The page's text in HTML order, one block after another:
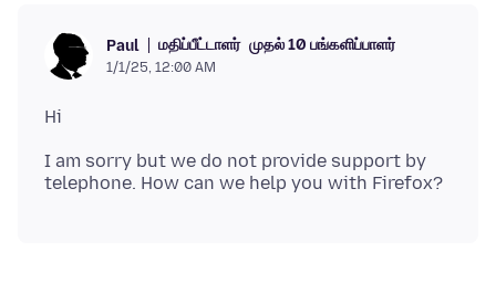
Paul மதிப்பீட்டாளர் முதல் 10 பங்களிப்பாளர்
1/1/25, 12:00 AM
I am sorry but we do not provide support by